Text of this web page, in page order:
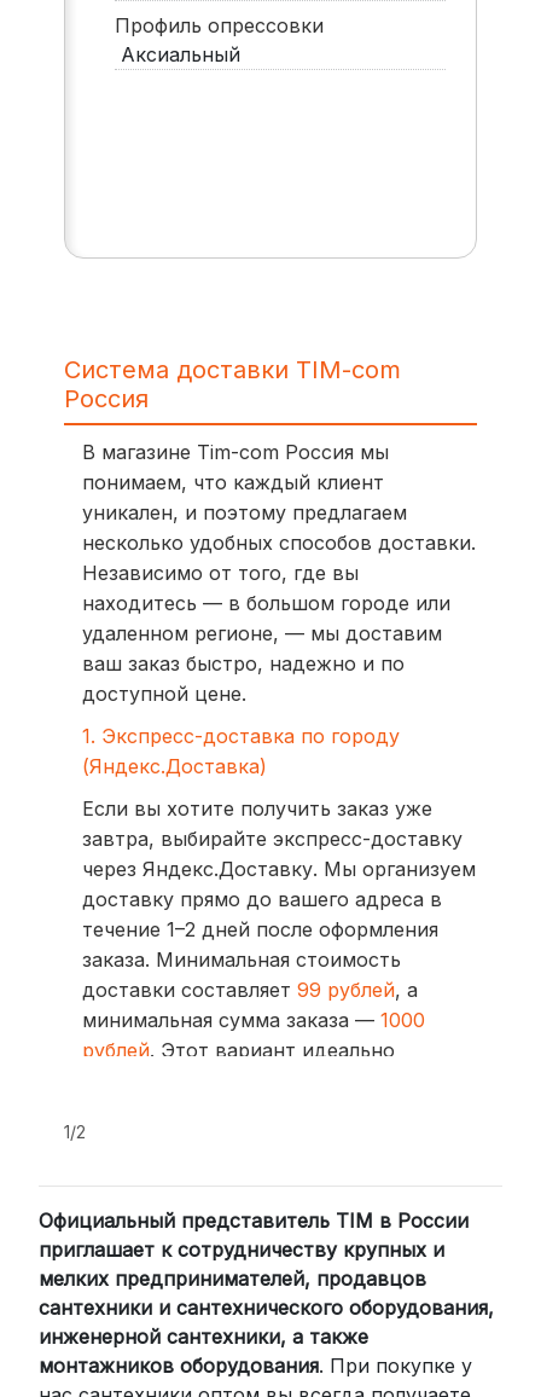
Профиль опрессовки
Аксиальный
Система доставки TIM-com
Россия
В магазине Tim-com Россия мы
понимаем, что каждый клиент
уникален, и поэтому предлагаем
несколько удобных способов доставки.
Независимо от того, где вы
находитесь — в большом городе или
удаленном регионе, — мы доставим
ваш заказ быстро, надежно и по
доступной цене.
1. Экспресс-доставка по городу
(Яндекс.Доставка)
Если вы хотите получить заказ уже
завтра, выбирайте экспресс-доставку
через Яндекс.Доставку. Мы организуем
доставку прямо до вашего адреса в
течение 1–2 дней после оформления
заказа. Минимальная стоимость
доставки составляет 99 рублей, а
минимальная сумма заказа — 1000
рублей. Этот вариант идеально
компании (СДЭК, BoxBerry, DPD)
Для клиентов из других регионов
России мы сотрудничаем с
проверенными транспортными
компаниями:
СДЭК: Выбирайте доставку до
1/2
Официальный представитель TIM в России
приглашает к сотрудничеству крупных и
мелких предпринимателей, продавцов
сантехники и сантехнического оборудования,
инженерной сантехники, а также
монтажников оборудования. При покупке у